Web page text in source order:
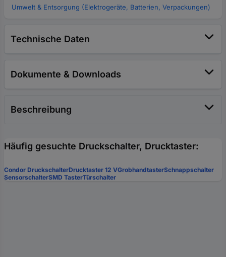
Umwelt & Entsorgung (Elektrogeräte, Batterien, Verpackungen)
Technische Daten
Dokumente & Downloads
Beschreibung
Häufig gesuchte Druckschalter, Drucktaster:
Condor DruckschalterDrucktaster 12 VGrobhandtasterSchnappschalter
SensorschalterSMD TasterTürschalter